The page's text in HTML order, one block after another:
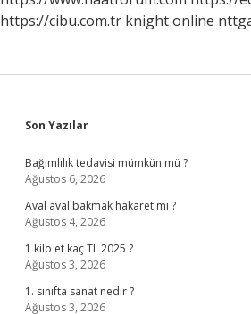
https://cibu.com.tr knight online
Sidebar
Son Yazılar
Bağımlılık tedavisi mümkün mü ?
Ağustos 6, 2026
Aval aval bakmak hakaret mi ?
Ağustos 4, 2026
1 kilo et kaç TL 2025 ?
Ağustos 3, 2026
1. sınıfta sanat nedir ?
Ağustos 3, 2026